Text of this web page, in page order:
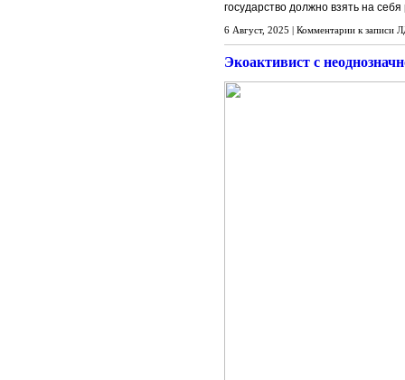
государство должно взять на
6 Август, 2025 | Комментарии к записи
Экоактивист с